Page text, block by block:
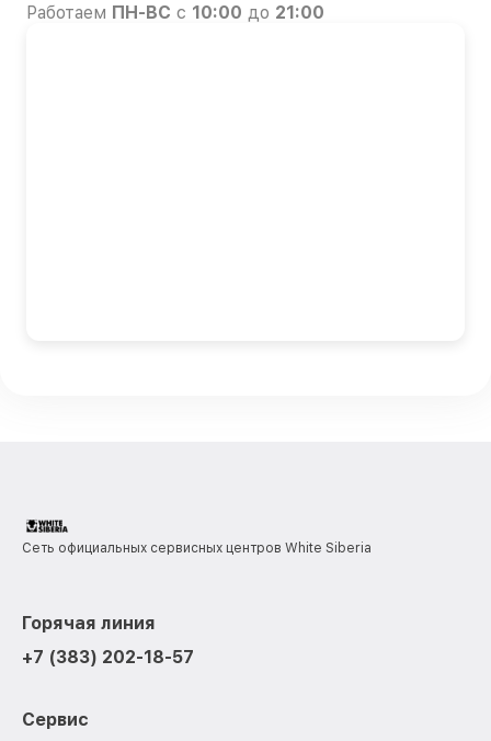
Работаем ПН-ВС с 10:00 до 21:00
Сеть официальных сервисных центров White Siberia
Горячая линия
+7 (383) 202-18-57
Сервис